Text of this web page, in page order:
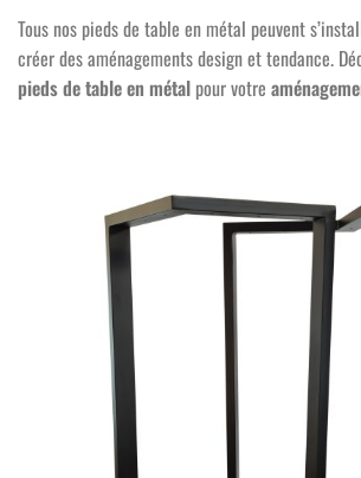
Tous nos pieds de table en métal peuvent
créer des aménagements design et tendance.
pieds de table en métal pour votre